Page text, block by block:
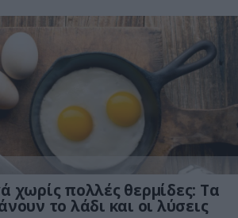
χωρίς πολλές θερμίδες: Τα
το λάδι και οι λύσεις